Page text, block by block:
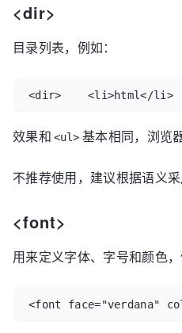
<dir>
目录列表，例如：
<dir>    <li>html</li>
效果和 <ul> 基本相同，浏览
不推荐使用，建议根据语义
<font>
用来定义字体、字号和颜色，
<font face="verdana"